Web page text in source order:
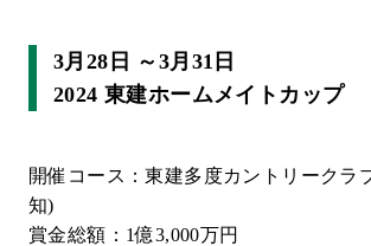
3月28日 ～3月31日
2024 東建ホームメイトカップ
開催コース：東建多度カントリークラ
知)
賞金総額：1億3,000万円